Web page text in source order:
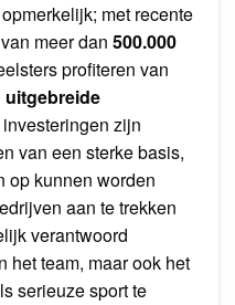
met recente
meer dan 500.000
profiteren van
uitgebreide
zijn
van een sterke basis,
op kunnen worden
aan te trekken
verantwoord
het team, maar ook het
serieuze sport te